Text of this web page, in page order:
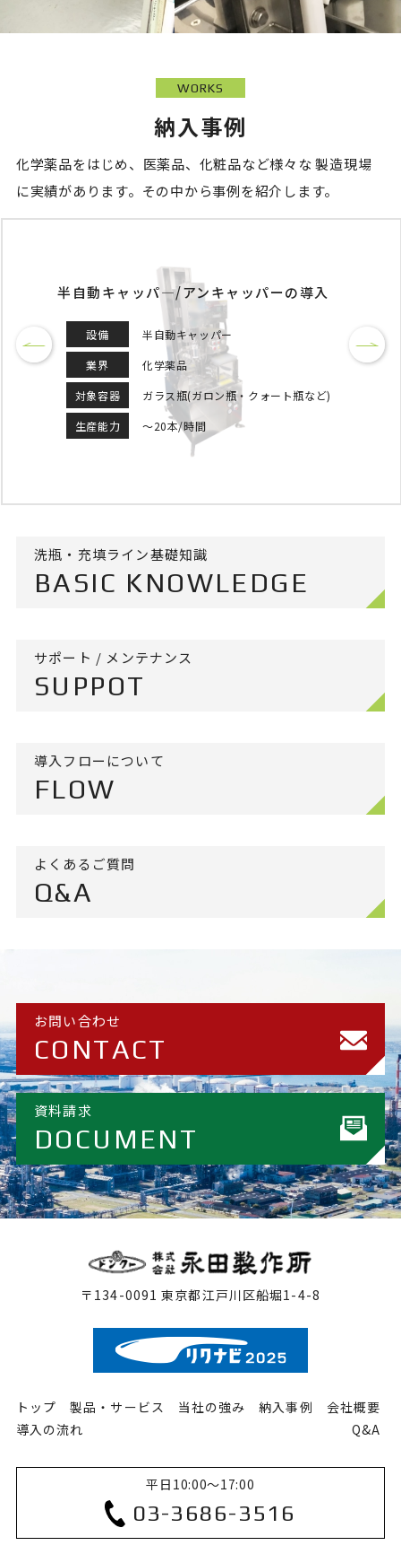
WORKS
納入事例
化学薬品をはじめ、医薬品、化粧品など様々な製造現場
に実績があります。その中から事例を紹介します。
海外エンドユーザー向け製品生産のための半自動充填
キャッパ―
設備
半自動充填・キャッパー一体型
業界
化学薬品
対象容器
樹脂容器(10L・20Lなど)
生産能力
～30本/時間
洗瓶・充填ライン基礎知識
BASIC KNOWLEDGE
サポート / メンテナンス
SUPPOT
導入フローについて
FLOW
よくあるご質問
Q&A
お問い合わせ
CONTACT
資料請求
DOCUMENT
〒134-0091 東京都江戸川区船堀1-4-8
トップ 製品・サービス 当社の強み 納入事例
会社概要
導入の流れ
Q&A
平日10:00〜17:00
03-3686-3516